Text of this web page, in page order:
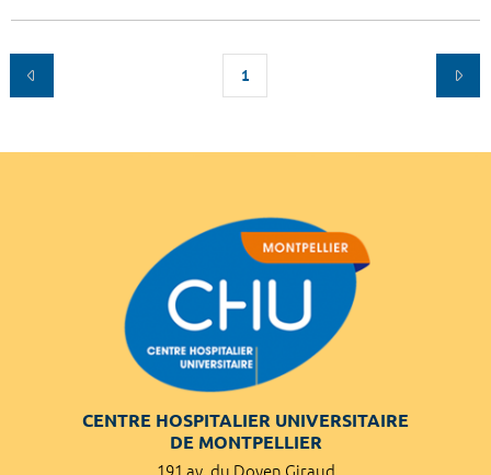
1
CENTRE HOSPITALIER UNIVERSITAIRE
DE MONTPELLIER
191 av. du Doyen Giraud